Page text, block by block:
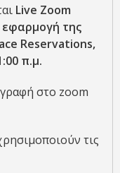
Live Zoom
εφαρμογή της
Reservations,
π.μ.
στο zoom
τις